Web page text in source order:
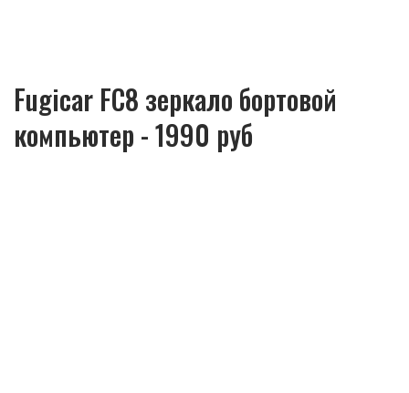
Fugicar FC8 зеркало бортовой
компьютер - 1990 руб